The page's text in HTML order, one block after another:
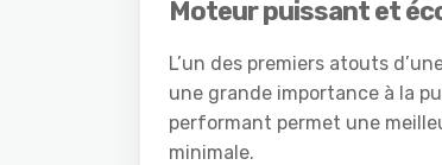
Moteur puissant et
L’un des premiers atouts
une grande importance à la
performant permet une
minimale.